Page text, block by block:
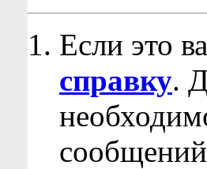
Если это
справку.